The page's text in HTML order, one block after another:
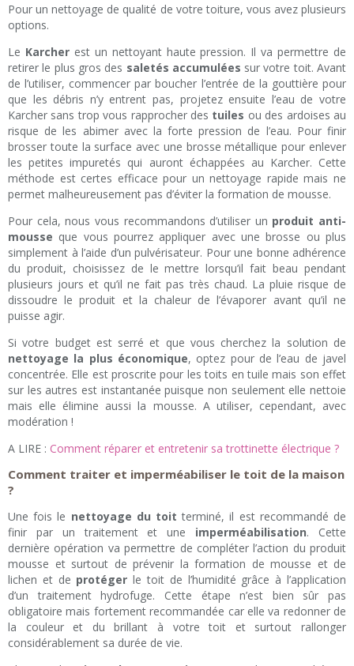
Pour un nettoyage de qualité de votre toiture, vous avez plusieurs
options.
Le Karcherest un nettoyant haute pression. Il va permettre de
retirer le plus gros des saletés accumulées sur votre toit. Avant
de l’utiliser, commencer par boucher l’entrée de la gouttière pour
que les débris n’y entrent pas, projetez ensuite l’eau de votre
Karcher sans trop vous rapprocher des tuiles ou des ardoises au
risque de les abimer avec la forte pression de l’eau. Pour finir
brosser toute la surface avec une brosse métallique pour enlever
les petites impuretés qui auront échappées au Karcher. Cette
méthode est certes efficace pour un nettoyage rapide mais ne
permet malheureusement pas d’éviter la formation de mousse.
Pour cela, nous vous recommandons d’utiliser un produit anti-
mousse que vous pourrez appliquer avec une brosse ou plus
simplement à l’aide d’un pulvérisateur. Pour une bonne adhérence
du produit, choisissez de le mettre lorsqu’il fait beau pendant
plusieurs jours et qu’il ne fait pas très chaud. La pluie risque de
dissoudre le produit et la chaleur de l’évaporer avant qu’il ne
puisse agir.
Si votre budget est serré et que vous cherchez la solution de
nettoyage la plus économique, optez pour de l’eau de javel
concentrée. Elle est proscrite pour les toits en tuile mais son effet
sur les autres est instantanée puisque non seulement elle nettoie
mais elle élimine aussi la mousse. A utiliser, cependant, avec
modération !
A LIRE : Comment réparer et entretenir sa trottinette électrique ?
Comment traiter et imperméabiliser le toit de la maison
?
Une fois le nettoyage du toit terminé, il est recommandé de
finir par un traitement et une imperméabilisation. Cette
dernière opération va permettre de compléter l’action du produit
mousse et surtout de prévenir la formation de mousse et de
lichen et de protéger le toit de l’humidité grâce à l’application
d’un traitement hydrofuge. Cette étape n’est bien sûr pas
obligatoire mais fortement recommandée car elle va redonner de
la couleur et du brillant à votre toit et surtout rallonger
considérablement sa durée de vie.